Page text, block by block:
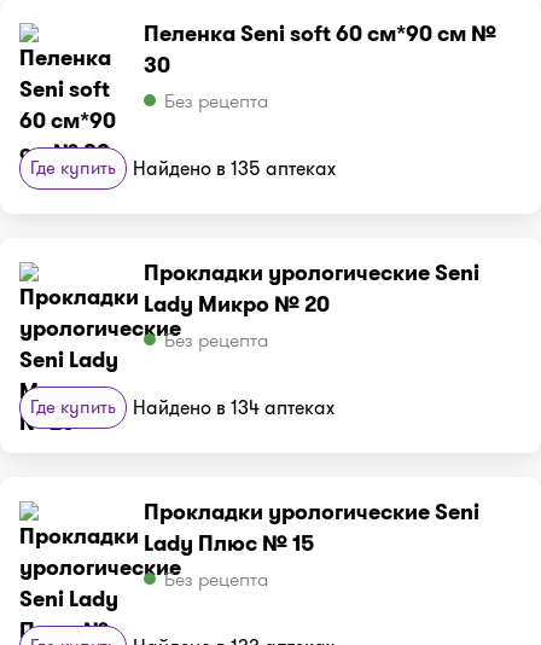
Пеленка Seni soft 60 см*90 см №
30
Без рецепта
Где купить Найдено в 135 аптеках
Прокладки урологические Seni
Lady Микро № 20
Без рецепта
Где купить Найдено в 134 аптеках
Прокладки урологические Seni
Lady Плюс № 15
Без рецепта